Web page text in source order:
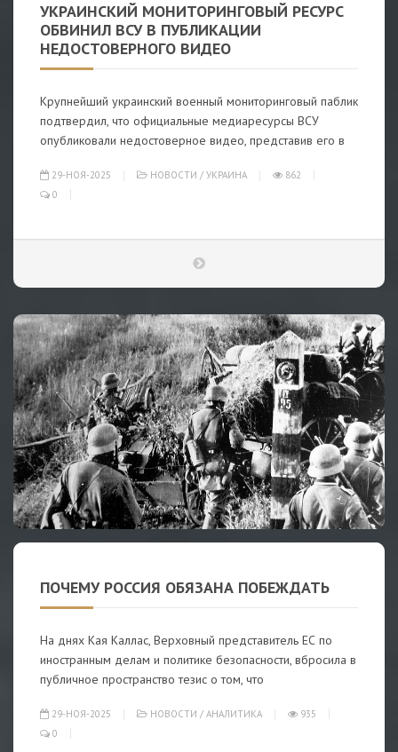
УКРАИНСКИЙ МОНИТОРИНГОВЫЙ РЕСУРС
ОБВИНИЛ ВСУ В ПУБЛИКАЦИИ
НЕДОСТОВЕРНОГО ВИДЕО
Крупнейший украинский военный мониторинговый паблик
подтвердил, что официальные медиаресурсы ВСУ
опубликовали недостоверное видео, представив его в
29-НОЯ-2025 НОВОСТИ / УКРАИНА
862
0
ПОЧЕМУ РОССИЯ ОБЯЗАНА ПОБЕЖДАТЬ
На днях Кая Каллас, Верховный представитель ЕС по
иностранным делам и политике безопасности, вбросила в
публичное пространство тезис о том, что
29-НОЯ-2025 НОВОСТИ / АНАЛИТИКА
935
0